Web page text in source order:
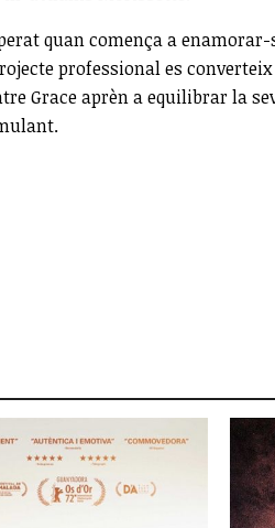
quan comença a
professional es
Grace aprèn a equilibrar la